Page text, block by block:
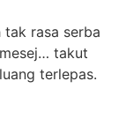
tak rasa serba
takut
terlepas.